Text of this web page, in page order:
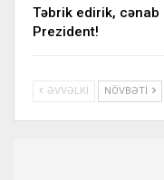
Təbrik edirik, cənab
Prezident!
ƏVVƏLKI NÖVBƏTI